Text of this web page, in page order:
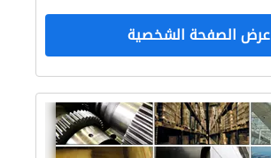
عرض الصفحة الشخصية